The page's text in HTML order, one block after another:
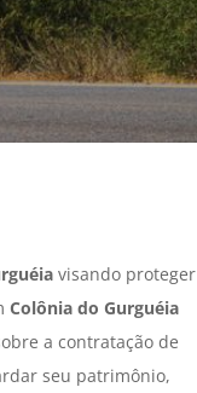
visando proteger
Colônia do Gurguéia
a contratação de
seu patrimônio,